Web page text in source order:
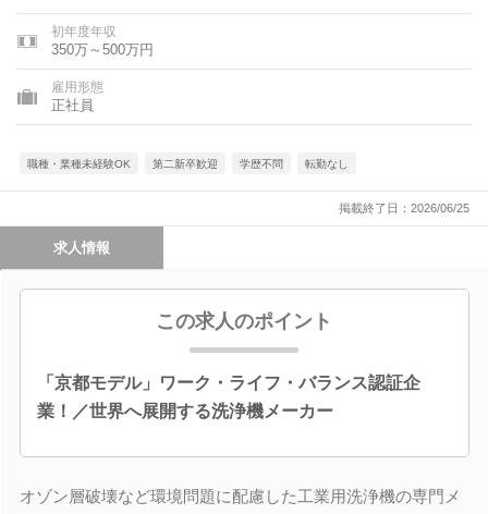
初年度年収
350万～500万円
雇用形態
正社員
職種・業種未経験OK 第二新卒歓迎 学歴不問 転勤なし
掲載終了日：2026/06/25
求人情報
この求人のポイント
「京都モデル」ワーク・ライフ・バランス認証企
業！／世界へ展開する洗浄機メーカー
オゾン層破壊など環境問題に配慮した工業用洗浄機の専門メ